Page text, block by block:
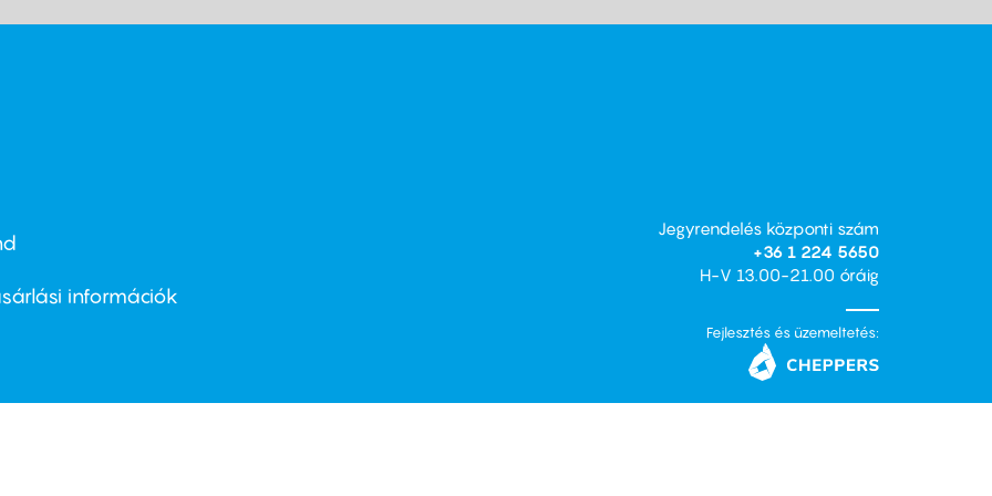
információk
Jegyrendelés központi szám
+36 1 224 5650
H-V 13.00-21.00 óráig
Fejlesztés és üzemeltetés: